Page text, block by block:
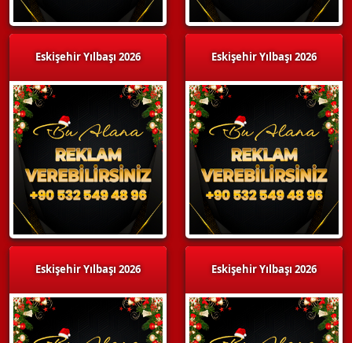
Eskişehir Yılbaşı 2026
Eskişehir Yılbaşı 2026
Eskişehir Yılbaşı 2026
Eskişehir Yılbaşı 2026